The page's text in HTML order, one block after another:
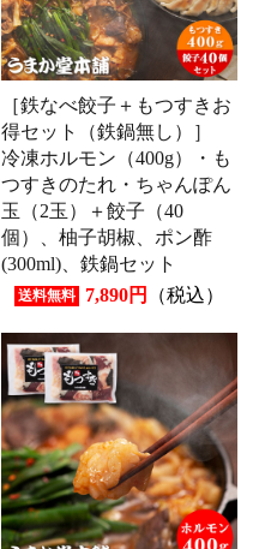
［鉄なべ餃子＋もつすきお
得セット（鉄鍋無し）］
冷凍ホルモン（400g）・も
つすきのたれ・ちゃんぽん
玉（2玉）＋餃子（40
個）、柚子胡椒、ポン酢
(300ml)、鉄鍋セット
送料無料 7,890円 （税込）